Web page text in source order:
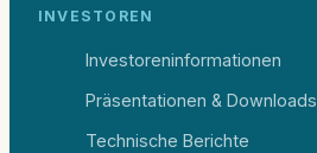
INVESTOREN
Investoreninformationen
Präsentationen & Downloads
Technische Berichte